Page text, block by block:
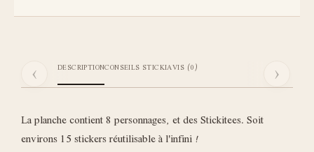
‹ DESCRIPTIONCONSEILS STICKIAVIS (0) ›
La planche contient 8 personnages, et des Stickitees. Soit
environs 15 stickers réutilisable à l'infini !